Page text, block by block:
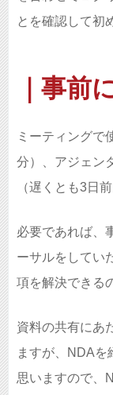
とを確認して初
｜事前
ミーティングで
分）、アジェン
（遅くとも3日
必要であれば、
ーサルをしてい
項を解決できる
資料の共有にあ
ますが、NDAを
思いますので、